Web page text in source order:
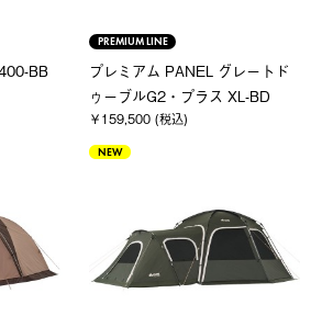
BB
PREMIUM LINE
プレミアム PANEL グレートド
ゥーブルG2・プラス XL-BD
￥159,500 (税込)
NEW